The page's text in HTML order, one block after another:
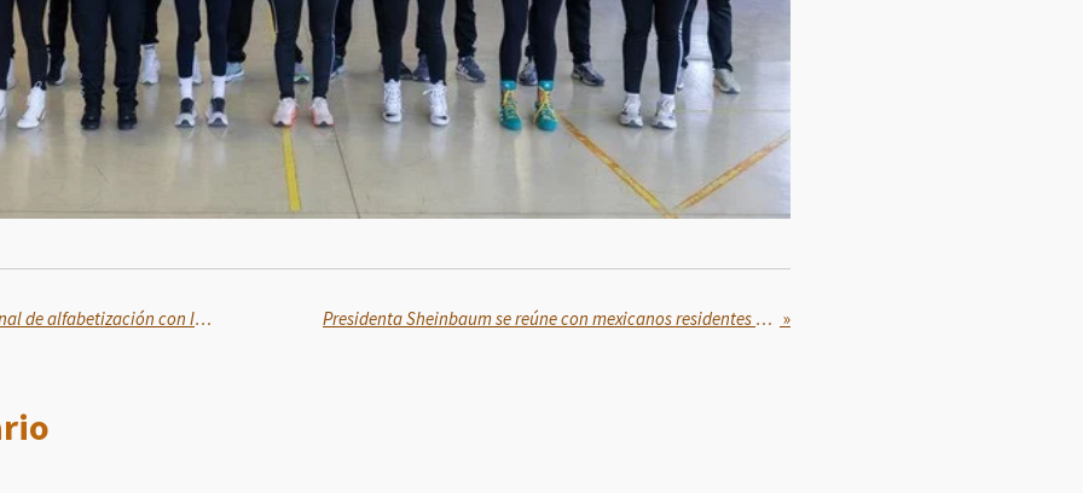
SaberesMX imparte curso nacional de alfabetización con INEA para formar alfabetizadores mediante servicio social Presidenta Sheinbaum se reúne con mexicanos residentes en España »